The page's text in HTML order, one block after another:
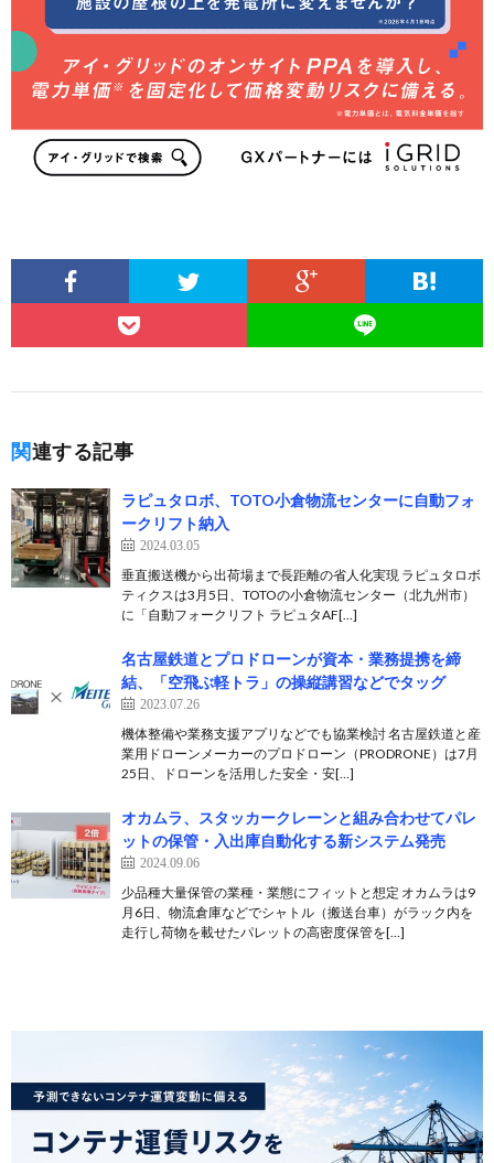
関連する記事
ラピュタロボ、TOTO小倉物流センターに自動フォ
ークリフト納入
2024.03.05
垂直搬送機から出荷場まで長距離の省人化実現 ラピュタロボ
ティクスは3月5日、TOTOの小倉物流センター（北九州市）
に「自動フォークリフト ラピュタAF[…]
名古屋鉄道とプロドローンが資本・業務提携を締
結、「空飛ぶ軽トラ」の操縦講習などでタッグ
2023.07.26
機体整備や業務支援アプリなどでも協業検討 名古屋鉄道と産
業用ドローンメーカーのプロドローン（PRODRONE）は7月
25日、ドローンを活用した安全・安[…]
オカムラ、スタッカークレーンと組み合わせてパレ
ットの保管・入出庫自動化する新システム発売
2024.09.06
少品種大量保管の業種・業態にフィットと想定 オカムラは9
月6日、物流倉庫などでシャトル（搬送台車）がラック内を
走行し荷物を載せたパレットの高密度保管を[…]